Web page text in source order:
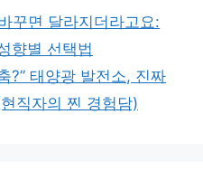
꾸면 달라지더라고요:
향별 선택법
?” 태양광 발전소, 진짜
직자의 찐 경험담)